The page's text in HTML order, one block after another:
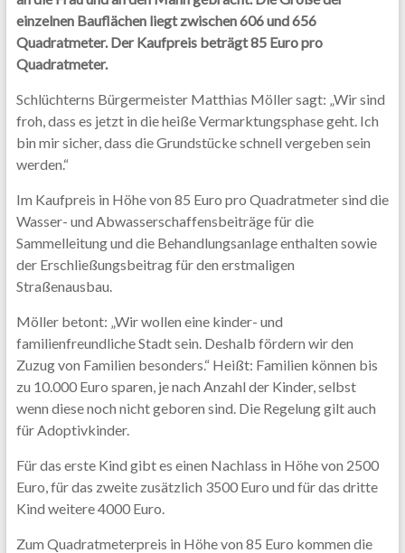
einzelnen Bauflächen liegt zwischen 606 und 656
Quadratmeter. Der Kaufpreis beträgt 85 Euro pro
Quadratmeter.
Schlüchterns Bürgermeister Matthias Möller sagt: „Wir sind
froh, dass es jetzt in die heiße Vermarktungsphase geht. Ich
bin mir sicher, dass die Grundstücke schnell vergeben sein
werden.“
Im Kaufpreis in Höhe von 85 Euro pro Quadratmeter sind die
Wasser- und Abwasserschaffensbeiträge für die
Sammelleitung und die Behandlungsanlage enthalten sowie
der Erschließungsbeitrag für den erstmaligen
Straßenausbau.
Möller betont: „Wir wollen eine kinder- und
familienfreundliche Stadt sein. Deshalb fördern wir den
Zuzug von Familien besonders.“ Heißt: Familien können bis
zu 10.000 Euro sparen, je nach Anzahl der Kinder, selbst
wenn diese noch nicht geboren sind. Die Regelung gilt auch
für Adoptivkinder.
Für das erste Kind gibt es einen Nachlass in Höhe von 2500
Euro, für das zweite zusätzlich 3500 Euro und für das dritte
Kind weitere 4000 Euro.
Zum Quadratmeterpreis in Höhe von 85 Euro kommen die